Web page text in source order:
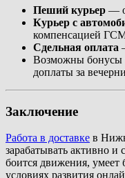
Пеший курьер —
Курьер с
компенсацией
Сдельная оплата
Возможны бонусы
доплаты за
Заключение
Работа в доставке в
зарабатывать активно и
боится движения,
условиях развития